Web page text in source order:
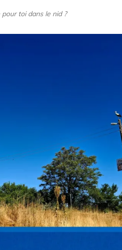
pour toi dans le nid ?